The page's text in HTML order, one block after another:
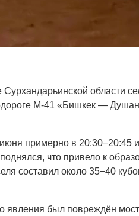
области
М-41 «Бишкек —
примерно в 20:30−20:45
что привело к
составил около 35−40
явления был повреждён